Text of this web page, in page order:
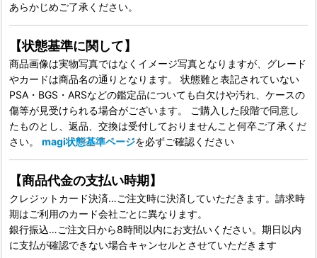
あらかじめご了承ください。
【状態基準に関して】
商品画像は実物写真ではなくイメージ写真となりますが、グレード
やカードは商品名の通りとなります。 状態難と表記されていない
PSA・BGS・ARSなどの鑑定品についても白欠けや汚れ、ケースの
傷等が見受けられる場合がございます。 ご購入した段階で同意し
たものとし、返品、交換は受付しておりませんこと何卒ご了承くだ
さい。 magi状態基準ページを必ずご確認ください
【商品代金の支払い時期】
クレジットカード決済…ご注文時に決済していただきます。請求時
期はご利用のカード会社ごとに異なります。
銀行振込…ご注文日から8時間以内にお支払いください。期日以内
に支払が確認できない場合キャンセルとさせていただきます